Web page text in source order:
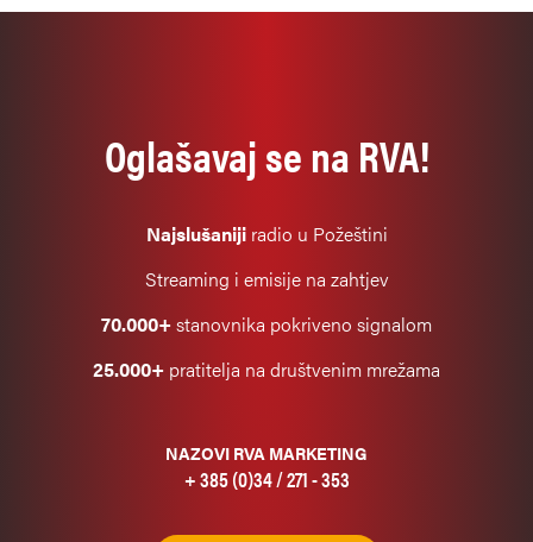
Oglašavaj se na RVA!
Najslušanijiradio u Požeštini
Streaming i emisije na zahtjev
70.000+stanovnika pokriveno signalom
25.000+ pratitelja na društvenim mrežama
NAZOVI RVA MARKETING
+ 385 (0)34 / 271 - 353